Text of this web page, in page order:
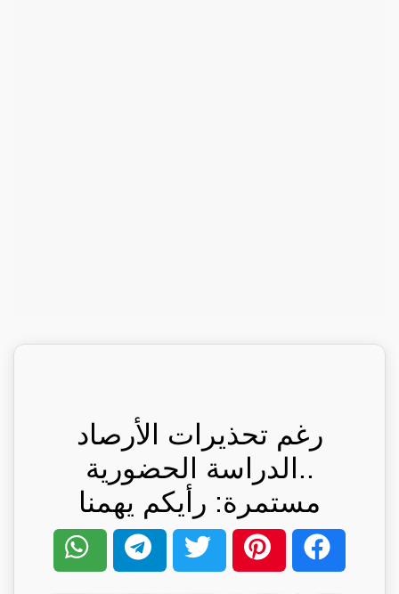
رغم تحذيرات الأرصاد
..الدراسة الحضورية
مستمرة: رأيكم يهمنا